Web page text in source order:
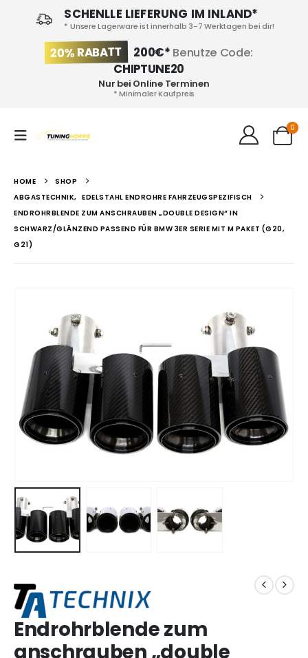
SCHENLLE LIEFERUNG IM INLAND*
* Unsere Lagerware ist innerhalb 3-7 Werktagen bei dir!
20% RABATT 200€* Benutze Code:
CHIPTUNE20
Nur bei Online Terminen
* Minimaler Kaufpreis
0
HOME
SHOP
ABGASTECHNIK, EDELSTAHL ENDROHRE FAHRZEUGSPEZIFISCH
ENDROHRBLENDE ZUM ANSCHRAUBEN „DOUBLE DESIGN“ IN
SCHWARZ/GLÄNZEND PASSEND FÜR BMW 3ER SERIE MIT M PAKET (G20,
G21)
Endrohrblende zum
anschrauben „double